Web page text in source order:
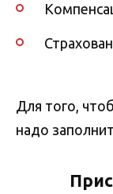
Для того,
надо